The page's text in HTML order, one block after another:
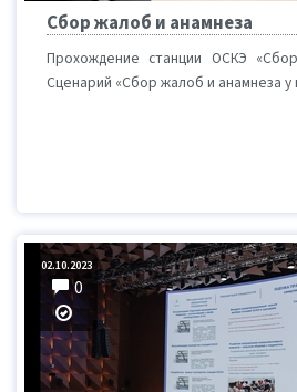
Сбор жалоб и анамнеза
Прохождение станции ОСКЭ
Сценарий «Сбор жалоб и анамнеза у
02.10.2023
0